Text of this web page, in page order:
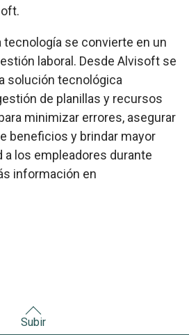
tecnología se convierte en un
laboral. Desde Alvisoft se
solución tecnológica
de planillas y recursos
minimizar errores, asegurar
beneficios y brindar mayor
a los empleadores durante
información en
Subir